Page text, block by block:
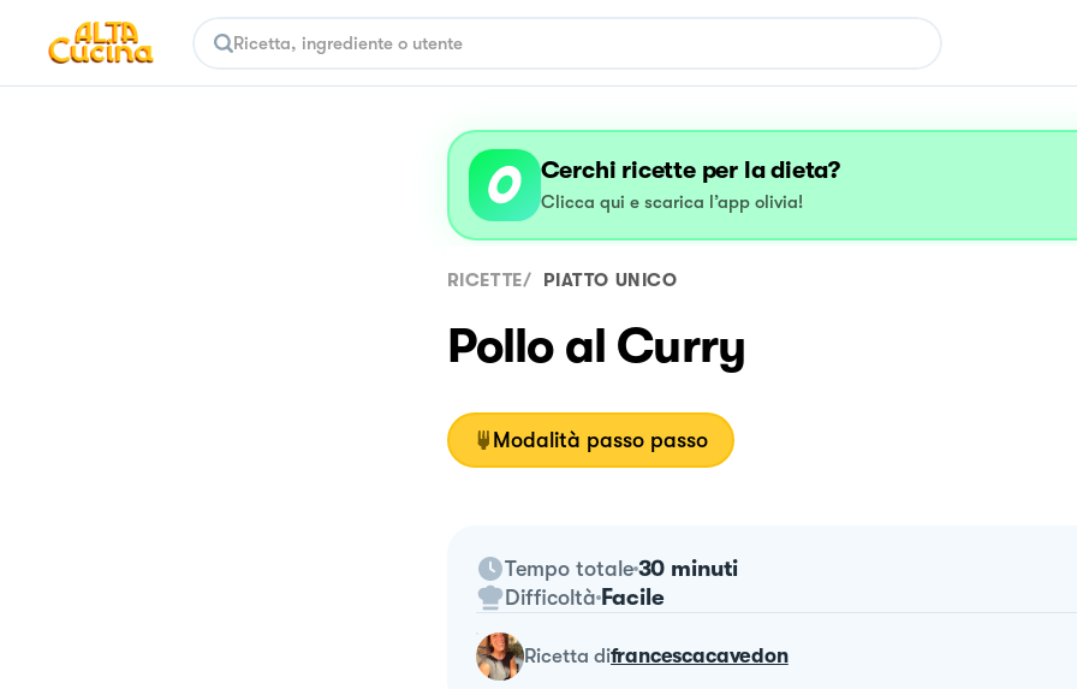
Cerchi ricette per la dieta?
Clicca qui e scarica l’app olivia!
RICETTE/ PIATTO UNICO
Pollo al Curry
Modalità passo passo
Tempo totale 30 minuti
Difficoltà Facile
ricetta difrancescacavedon